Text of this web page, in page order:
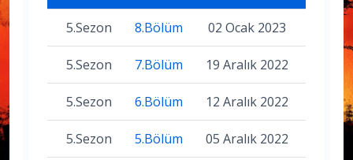
5.Sezon 8.Bölüm 02 Ocak 2023
5.Sezon 7.Bölüm 19 Aralık 2022
5.Sezon 6.Bölüm 12 Aralık 2022
5.Sezon 5.Bölüm 05 Aralık 2022